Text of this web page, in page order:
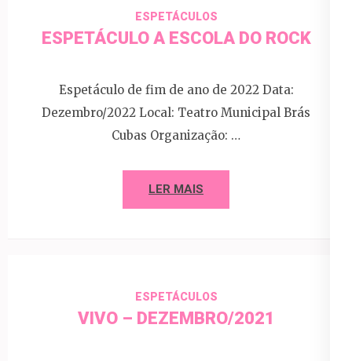
ESPETÁCULOS
ESPETÁCULO A ESCOLA DO ROCK
Espetáculo de fim de ano de 2022 Data:
Dezembro/2022 Local: Teatro Municipal Brás
Cubas Organização: …
LER MAIS
ESPETÁCULOS
VIVO – DEZEMBRO/2021